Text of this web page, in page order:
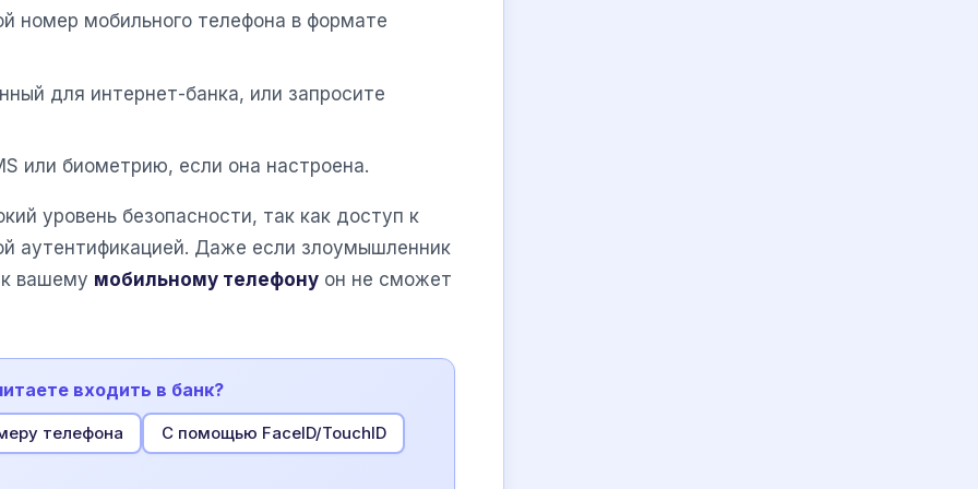
номер мобильного телефона в формате
для интернет-банка, или запросите
или биометрию, если она настроена.
уровень безопасности, так как доступ к
аутентификацией. Даже если злоумышленник
вашему мобильному телефону он не сможет
входить в банк?
телефона С помощью FaceID/TouchID